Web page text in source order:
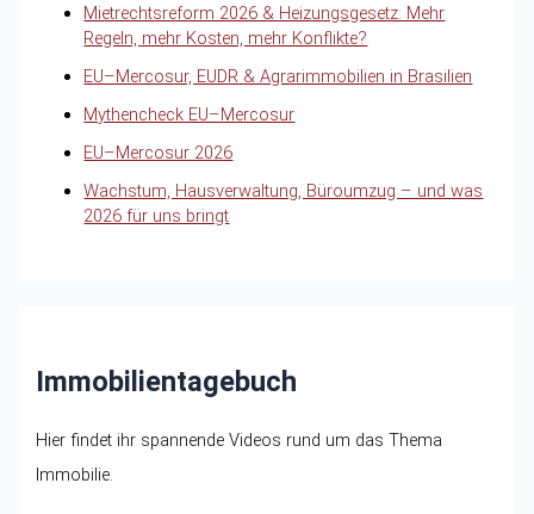
Mietrechtsreform 2026 & Heizungsgesetz: Mehr
Regeln, mehr Kosten, mehr Konflikte?
EU–Mercosur, EUDR & Agrarimmobilien in Brasilien
Mythencheck EU–Mercosur
EU–Mercosur 2026
Wachstum, Hausverwaltung, Büroumzug – und was
2026 für uns bringt
Immobilientagebuch
Hier findet ihr spannende Videos rund um das Thema
Immobilie.